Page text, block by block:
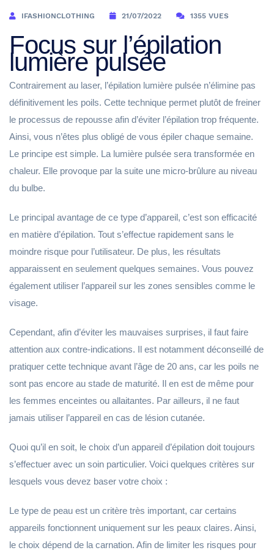
IFASHIONCLOTHING 21/07/2022 1355 VUES
Focus sur l’épilation
lumière pulsée
Contrairement au laser, l’épilation lumière pulsée n’élimine pas
définitivement les poils. Cette technique permet plutôt de freiner
le processus de repousse afin d’éviter l’épilation trop fréquente.
Ainsi, vous n’êtes plus obligé de vous épiler chaque semaine.
Le principe est simple. La lumière pulsée sera transformée en
chaleur. Elle provoque par la suite une micro-brûlure au niveau
du bulbe.
Le principal avantage de ce type d’appareil, c’est son efficacité
en matière d’épilation. Tout s’effectue rapidement sans le
moindre risque pour l’utilisateur. De plus, les résultats
apparaissent en seulement quelques semaines. Vous pouvez
également utiliser l’appareil sur les zones sensibles comme le
visage.
Cependant, afin d’éviter les mauvaises surprises, il faut faire
attention aux contre-indications. Il est notamment déconseillé de
pratiquer cette technique avant l’âge de 20 ans, car les poils ne
sont pas encore au stade de maturité. Il en est de même pour
les femmes enceintes ou allaitantes. Par ailleurs, il ne faut
jamais utiliser l’appareil en cas de lésion cutanée.
Quoi qu’il en soit, le choix d’un appareil d’épilation doit toujours
s’effectuer avec un soin particulier. Voici quelques critères sur
lesquels vous devez baser votre choix :
Le type de peau est un critère très important, car certains
appareils fonctionnent uniquement sur les peaux claires. Ainsi,
le choix dépend de la carnation. Afin de limiter les risques pour